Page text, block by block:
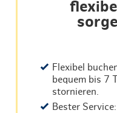
Flexibel
bequem bis 7
stornieren.
Bester